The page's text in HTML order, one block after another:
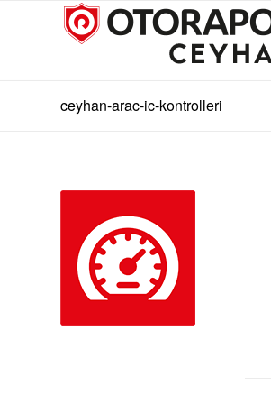
ceyhan-arac-ic-kontrolleri